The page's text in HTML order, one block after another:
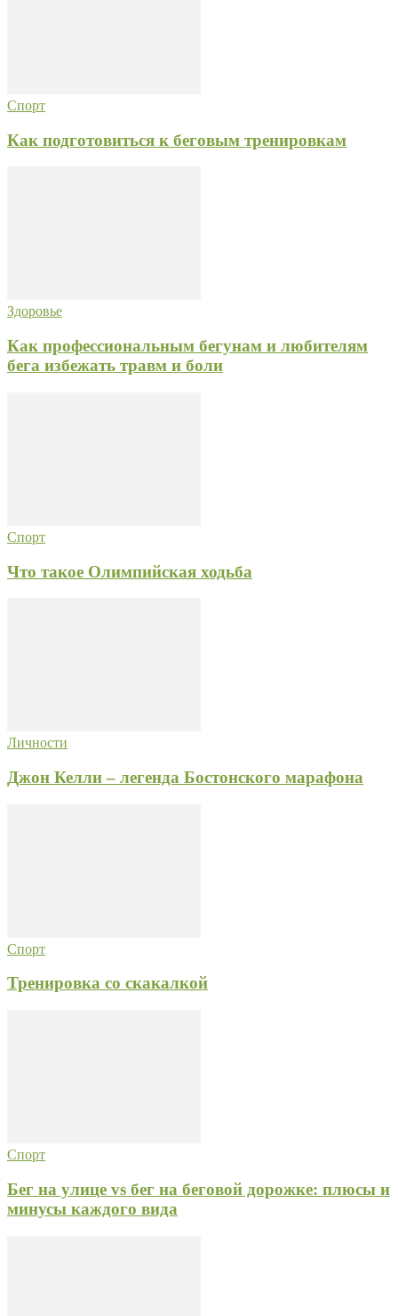
Спорт
Как подготовиться к беговым тренировкам
Здоровье
Как профессиональным бегунам и любителям
бега избежать травм и боли
Спорт
Что такое Олимпийская ходьба
Личности
Джон Келли – легенда Бостонского марафона
Спорт
Тренировка со скакалкой
Спорт
Бег на улице vs бег на беговой дорожке: плюсы и
минусы каждого вида